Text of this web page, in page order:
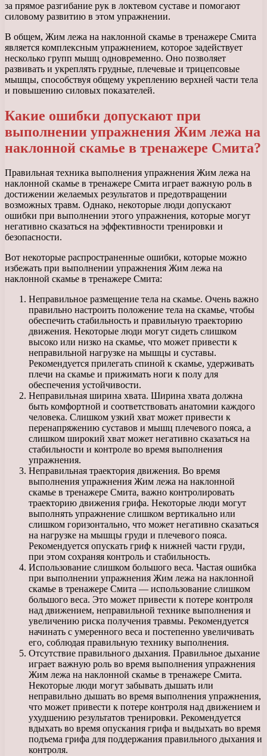
за прямое разгибание рук в локтевом суставе и помогают
силовому развитию в этом упражнении.
В общем, Жим лежа на наклонной скамье в тренажере Смита
является комплексным упражнением, которое задействует
несколько групп мышц одновременно. Оно позволяет
развивать и укреплять грудные, плечевые и трицепсовые
мышцы, способствуя общему укреплению верхней части тела
и повышению силовых показателей.
Какие ошибки допускают при
выполнении упражнения Жим лежа на
наклонной скамье в тренажере Смита?
Правильная техника выполнения упражнения Жим лежа на
наклонной скамье в тренажере Смита играет важную роль в
достижении желаемых результатов и предотвращении
возможных травм. Однако, некоторые люди допускают
ошибки при выполнении этого упражнения, которые могут
негативно сказаться на эффективности тренировки и
безопасности.
Вот некоторые распространенные ошибки, которые можно
избежать при выполнении упражнения Жим лежа на
наклонной скамье в тренажере Смита:
Неправильное размещение тела на скамье. Очень важно
правильно настроить положение тела на скамье, чтобы
обеспечить стабильность и правильную траекторию
движения. Некоторые люди могут сидеть слишком
высоко или низко на скамье, что может привести к
неправильной нагрузке на мышцы и суставы.
Рекомендуется прилегать спиной к скамье, удерживать
плечи на скамье и прижимать ноги к полу для
обеспечения устойчивости.
Неправильная ширина хвата. Ширина хвата должна
быть комфортной и соответствовать анатомии каждого
человека. Слишком узкий хват может привести к
перенапряжению суставов и мышц плечевого пояса, а
слишком широкий хват может негативно сказаться на
стабильности и контроле во время выполнения
упражнения.
Неправильная траектория движения. Во время
выполнения упражнения Жим лежа на наклонной
скамье в тренажере Смита, важно контролировать
траекторию движения грифа. Некоторые люди могут
выполнять упражнение слишком вертикально или
слишком горизонтально, что может негативно сказаться
на нагрузке на мышцы груди и плечевого пояса.
Рекомендуется опускать гриф к нижней части груди,
при этом сохраняя контроль и стабильность.
Использование слишком большого веса. Частая ошибка
при выполнении упражнения Жим лежа на наклонной
скамье в тренажере Смита — использование слишком
большого веса. Это может привести к потере контроля
над движением, неправильной технике выполнения и
увеличению риска получения травмы. Рекомендуется
начинать с умеренного веса и постепенно увеличивать
его, соблюдая правильную технику выполнения.
Отсутствие правильного дыхания. Правильное дыхание
играет важную роль во время выполнения упражнения
Жим лежа на наклонной скамье в тренажере Смита.
Некоторые люди могут забывать дышать или
неправильно дышать во время выполнения упражнения,
что может привести к потере контроля над движением и
ухудшению результатов тренировки. Рекомендуется
вдыхать во время опускания грифа и выдыхать во время
подъема грифа для поддержания правильного дыхания и
контроля.